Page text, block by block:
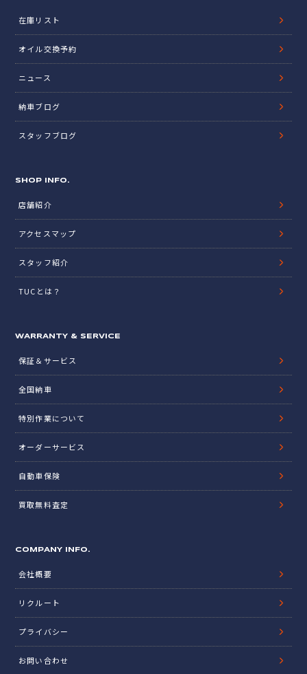
在庫リスト
オイル交換予約
ニュース
納車ブログ
スタッフブログ
SHOP INFO.
店舗紹介
アクセスマップ
スタッフ紹介
TUCとは？
WARRANTY & SERVICE
保証＆サービス
全国納車
特別作業について
オーダーサービス
自動車保険
買取無料査定
COMPANY INFO.
会社概要
リクルート
プライバシー
お問い合わせ